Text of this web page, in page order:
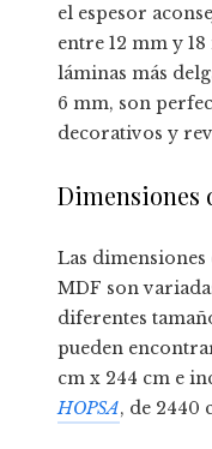
el espesor
entre 12 mm y
láminas más
6 mm, son
decorativos y
Dimensiones
Las dimensiones
MDF son
diferentes
pueden
cm x 244 cm e
HOPSA, de 2440